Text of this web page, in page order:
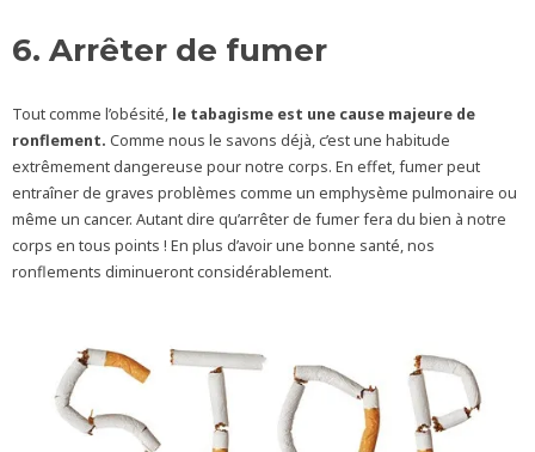
6. Arrêter de fumer
Tout comme l’obésité, le tabagisme est une cause majeure de
ronflement. Comme nous le savons déjà, c’est une habitude
extrêmement dangereuse pour notre corps. En effet, fumer peut
entraîner de graves problèmes comme un emphysème pulmonaire ou
même un cancer. Autant dire qu’arrêter de fumer fera du bien à notre
corps en tous points ! En plus d’avoir une bonne santé, nos
ronflements diminueront considérablement.